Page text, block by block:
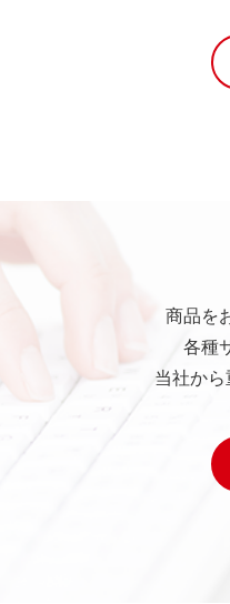
商品を
各種
当社か